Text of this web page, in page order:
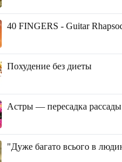
40 FINGERS - Guitar
Похудение без диеты
Астры — пересадка
"Дуже багато всього в